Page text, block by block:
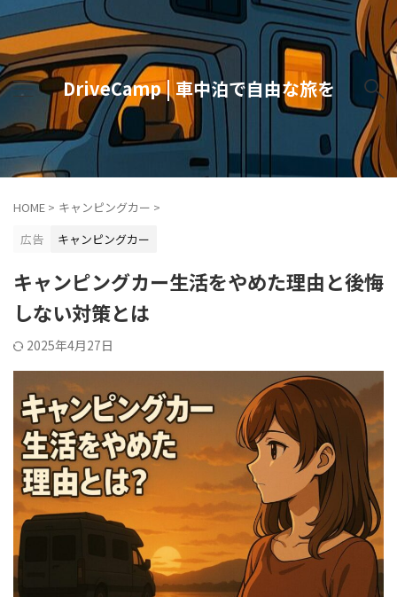
DriveCamp | 車中泊で自由な旅を
HOME > キャンピングカー >
広告
キャンピングカー
キャンピングカー生活をやめた理由と後悔
しない対策とは
2025年4月27日